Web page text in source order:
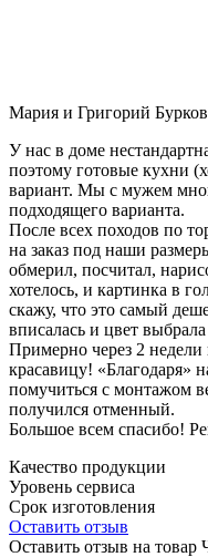
Мария и Григорий
У нас в доме
поэтому готовые кухни
вариант. Мы с мужем
подходящего варианта.
После всех походов по
на заказ под наши
обмерил, посчитал,
хотелось, и картинка в
скажу, что это самый
вписалась и цвет
Примерно через 2
красавицу!
помучиться с монтажом
получился отменный.
Большое всем спасибо!
Качество продукции
Уровень сервиса
Срок изготовления
Оставить отзыв
Оставить отзыв на товар